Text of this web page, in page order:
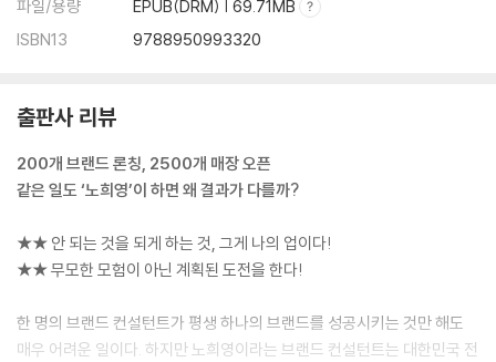
파일/용량
EPUB(DRM) | 69.71MB
ISBN13
9788950993320
출판사 리뷰
200개 브랜드 론칭, 2500개 매장 오픈
같은 일도 ‘노희영’이 하면 왜 결과가 다를까?
★★ 안 되는 것을 되게 하는 것, 그게 나의 업이다!
★★ 무모한 모험이 아닌 계획된 도전을 한다!
한 명의 브랜드 컨설턴트가 평생 하나의 브랜드를 성공시키는 것만 해도
매우 어려운 일이다. 하지만 노희영이라는 브랜드 컨설턴트는 대한민국 전